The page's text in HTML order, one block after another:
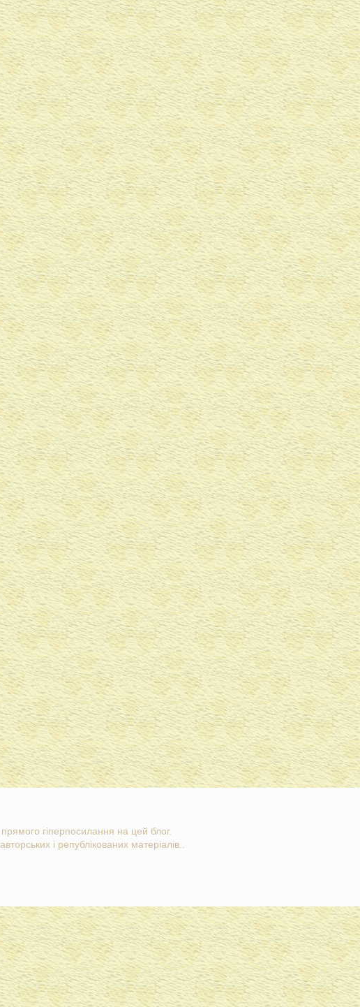
гіперпосилання на цей блог.
і републікованих матеріалів..